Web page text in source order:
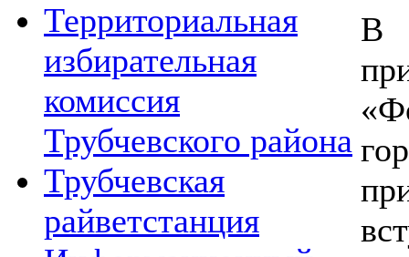
Территориальная
избирательная
комиссия
Трубчевского района
Трубчевская
райветстанция
В